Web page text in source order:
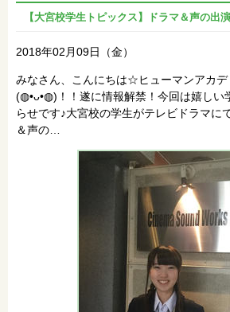
【大宮校学生トピックス】ドラマ＆声の出演
2018年02月09日（金）
みなさん、こんにちは☆ヒューマンアカデ
(◍•ᴗ•◍)！！遂に情報解禁！今回は嬉しい
らせです♪大宮校の学生がテレビドラマに
＆声の…